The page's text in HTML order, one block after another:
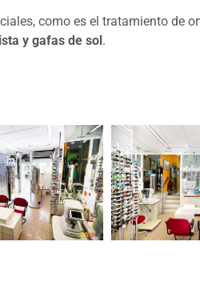
como es el tratamiento de
y gafas de sol .